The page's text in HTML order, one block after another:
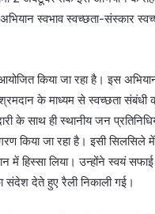
स्वभाव स्वच्छता-संस्कार
किया जा रहा है। इस
के माध्यम से स्वच्छता संबंधी
के साथ ही स्थानीय जन
किया जा रहा है। इसी सिलसिले
में हिस्सा लिया। उन्होंने स्वयं
संदेश देते हुए रैली निकाली गई।